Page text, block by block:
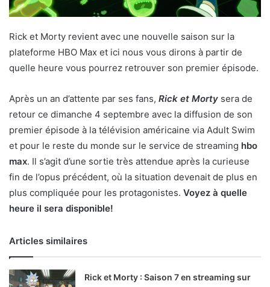
Rick et Morty revient avec une nouvelle saison sur la
plateforme HBO Max et ici nous vous dirons à partir de
quelle heure vous pourrez retrouver son premier épisode.
Après un an d’attente par ses fans, Rick et Morty sera de
retour ce dimanche 4 septembre avec la diffusion de son
premier épisode à la télévision américaine via Adult Swim
et pour le reste du monde sur le service de streaming hbo
max. Il s’agit d’une sortie très attendue après la curieuse
fin de l’opus précédent, où la situation devenait de plus en
plus compliquée pour les protagonistes. Voyez à quelle
heure il sera disponible!
Articles similaires
Rick et Morty : Saison 7 en streaming sur